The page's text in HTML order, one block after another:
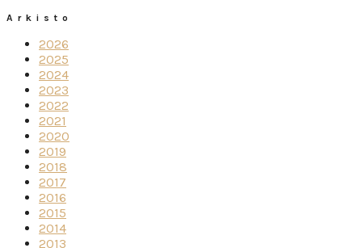
Arkisto
2026
2025
2024
2023
2022
2021
2020
2019
2018
2017
2016
2015
2014
2013